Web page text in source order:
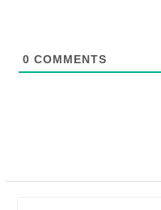
0 COMMENTS